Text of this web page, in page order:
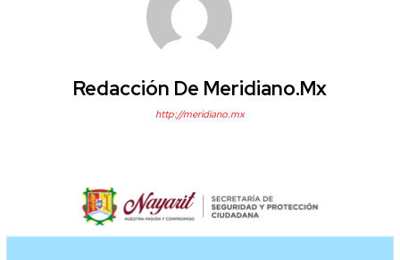
Redacción De Meridiano.mx
http://meridiano.mx